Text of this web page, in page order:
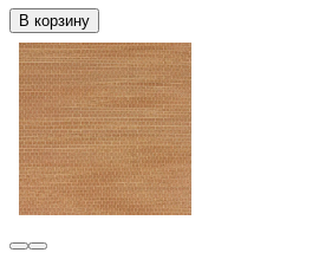
В корзину